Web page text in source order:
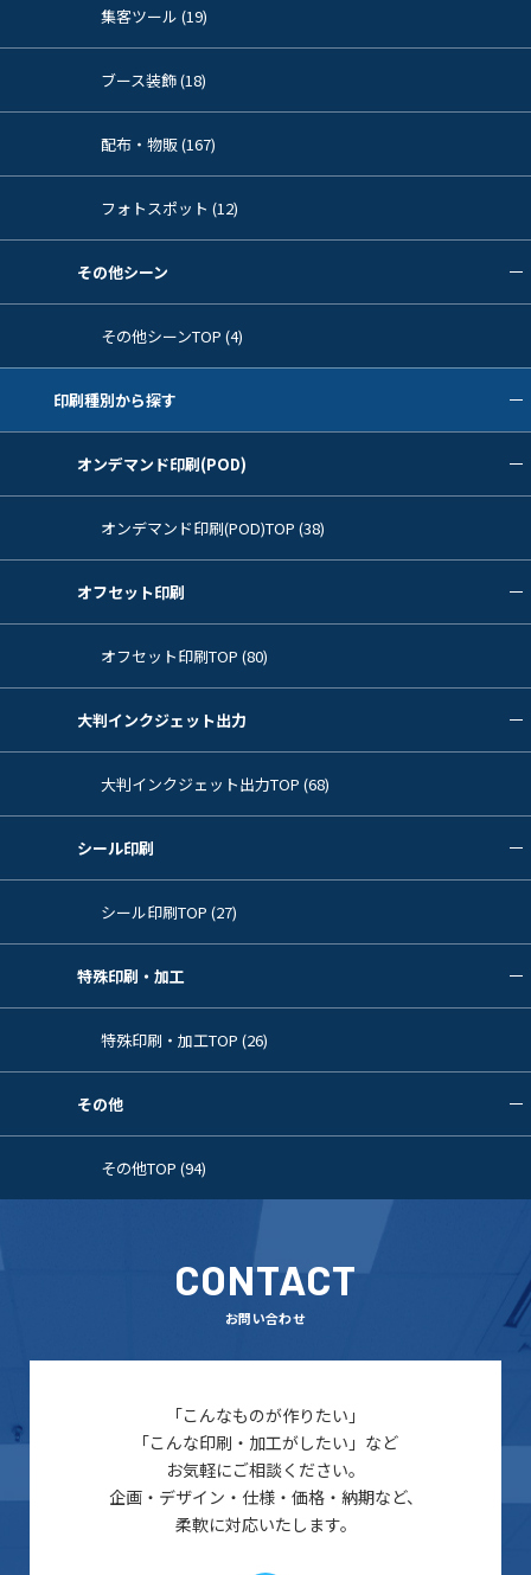
集客ツール (19)
ブース装飾 (18)
配布・物販 (167)
フォトスポット (12)
その他シーン
その他シーンTOP (4)
印刷種別から探す
オンデマンド印刷(POD)
オンデマンド印刷(POD)TOP (38)
オフセット印刷
オフセット印刷TOP (80)
大判インクジェット出力
大判インクジェット出力TOP (68)
シール印刷
シール印刷TOP (27)
特殊印刷・加工
特殊印刷・加工TOP (26)
その他
その他TOP (94)
CONTACT
お問い合わせ
「こんなものが作りたい」
「こんな印刷・加工がしたい」など
お気軽にご相談ください。
企画・デザイン・仕様・価格・納期など、
柔軟に対応いたします。